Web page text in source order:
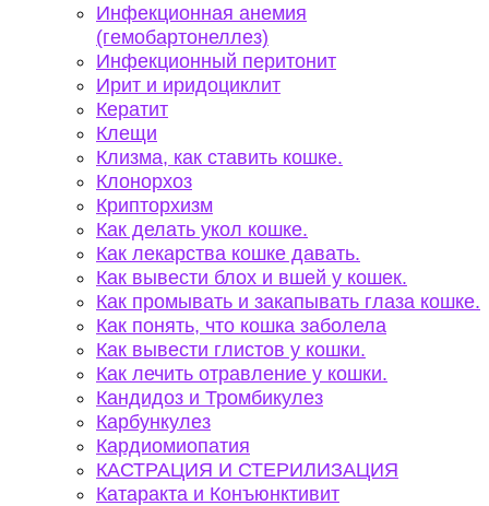
Инфекционная анемия
(гемобартонеллез)
Инфекционный перитонит
Ирит и иридоциклит
Кератит
Клещи
Клизма, как ставить кошке.
Клонорхоз
Крипторхизм
Как делать укол кошке.
Как лекарства кошке давать.
Как вывести блох и вшей у кошек.
Как промывать и закапывать глаза кошке.
Как понять, что кошка заболела
Как вывести глистов у кошки.
Как лечить отравление у кошки.
Кандидоз и Тромбикулез
Карбункулез
Кардиомиопатия
КАСТРАЦИЯ И СТЕРИЛИЗАЦИЯ
Катаракта и Конъюнктивит